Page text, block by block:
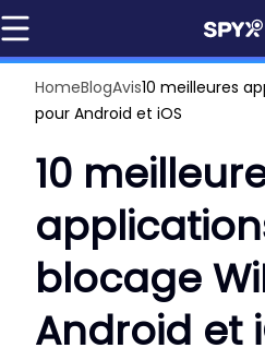
HomeBlogAvis10 meilleures
pour Android et iOS
10
blocage
Android et